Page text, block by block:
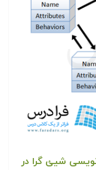
نویسی شیئ گرا در